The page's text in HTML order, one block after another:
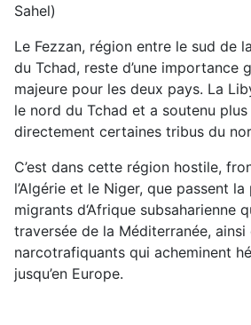
Sahel)
Le Fezzan, région entre le sud de
du Tchad, reste d’une importance
majeure pour les deux pays. La
le nord du Tchad et a soutenu
directement certaines tribus du
C’est dans cette région hostile,
l’Algérie et le Niger, que passent
migrants d‘Afrique subsaharienne
traversée de la Méditerranée, ainsi
narcotrafiquants qui acheminent
jusqu’en Europe.